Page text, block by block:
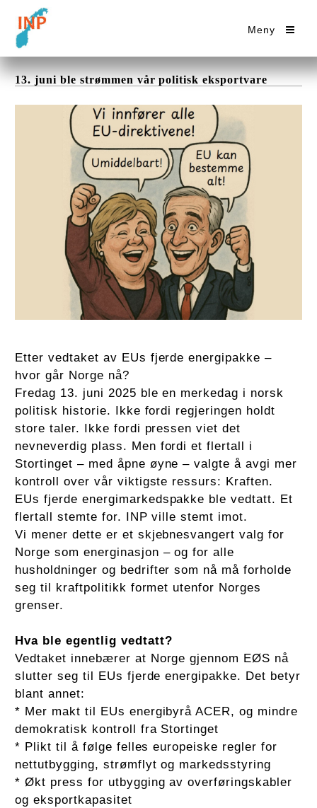
Meny
13. juni ble strømmen vår politisk eksportvare
Etter vedtaket av EUs fjerde energipakke –
hvor går Norge nå?
Fredag 13. juni 2025 ble en merkedag i norsk
politisk historie. Ikke fordi regjeringen holdt
store taler. Ikke fordi pressen viet det
nevneverdig plass. Men fordi et flertall i
Stortinget – med åpne øyne – valgte å avgi mer
kontroll over vår viktigste ressurs: Kraften.
EUs fjerde energimarkedspakke ble vedtatt. Et
flertall stemte for. INP ville stemt imot.
Vi mener dette er et skjebnesvangert valg for
Norge som energinasjon – og for alle
husholdninger og bedrifter som nå må forholde
seg til kraftpolitikk formet utenfor Norges
grenser.
Hva ble egentlig vedtatt?
Vedtaket innebærer at Norge gjennom EØS nå
slutter seg til EUs fjerde energipakke. Det betyr
blant annet:
* Mer makt til EUs energibyrå ACER, og mindre
demokratisk kontroll fra Stortinget
* Plikt til å følge felles europeiske regler for
nettutbygging, strømflyt og markedsstyring
* Økt press for utbygging av overføringskabler
og eksportkapasitet